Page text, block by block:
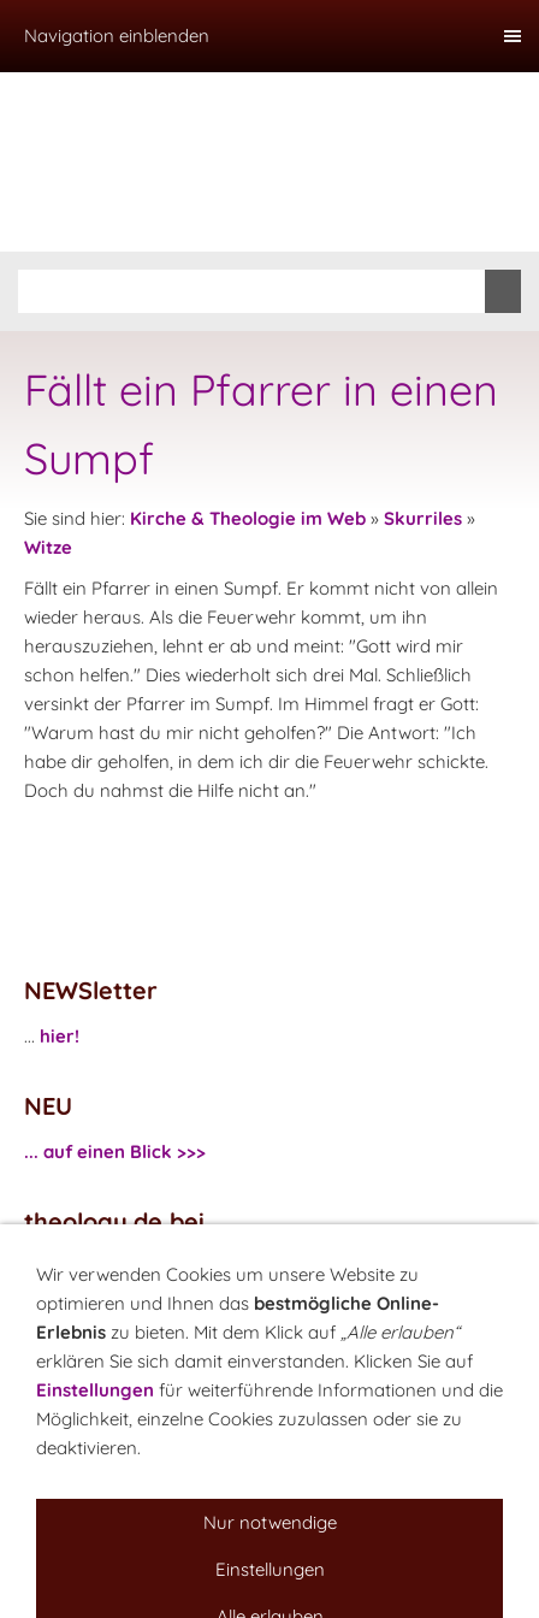
Navigation einblenden
Fällt ein Pfarrer in einen
Sumpf
Sie sind hier: Kirche & Theologie im Web » Skurriles »
Witze
Fällt ein Pfarrer in einen Sumpf. Er kommt nicht von allein
wieder heraus. Als die Feuerwehr kommt, um ihn
herauszuziehen, lehnt er ab und meint: "Gott wird mir
schon helfen." Dies wiederholt sich drei Mal. Schließlich
versinkt der Pfarrer im Sumpf. Im Himmel fragt er Gott:
"Warum hast du mir nicht geholfen?" Die Antwort: "Ich
habe dir geholfen, in dem ich dir die Feuerwehr schickte.
Doch du nahmst die Hilfe nicht an."
NEWSletter
... hier!
NEU
... auf einen Blick >>>
theology.de bei
...Facebook
...Twitter
Monatsrätsel
Rätseln & Gewinnen!
LINK-Hinweis
Wir verwenden Cookies um unsere Website zu
optimieren und Ihnen das bestmögliche Online-
Erlebnis zu bieten. Mit dem Klick auf „Alle erlauben“
erklären Sie sich damit einverstanden. Klicken Sie auf
Einstellungen für weiterführende Informationen und die
Möglichkeit, einzelne Cookies zuzulassen oder sie zu
deaktivieren.
Nur notwendige
Einstellungen